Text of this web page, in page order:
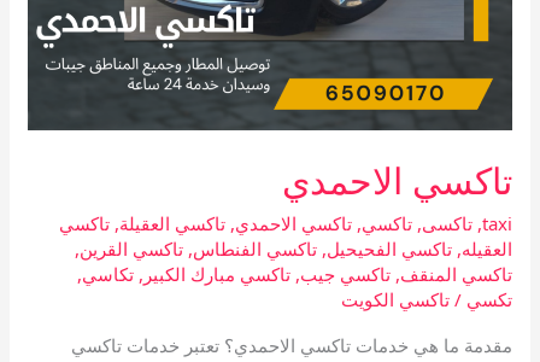
تاكسي الاحمدي
taxi
,تاكسى,تاكسي,تاكسي الاحمدي,تاكسي العقيلة,تاكسي
العقيله,تاكسي الفحيحيل,تاكسي الفنطاس,تاكسي القرين,
تاكسي المنقف,تاكسي جيب,تاكسي مبارك الكبير ,تكاسي,
تكسي /تاكسي الكويت
مقدمة ما هي خدمات تاكسي الاحمدي؟ تعتبر خدمات تاكسي